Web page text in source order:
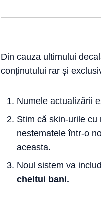
Din cauza ultimului
conținutului rar și
Numele actualizării
Știm că skin-urile
nestematele într-o
aceasta.
Noul sistem va
cheltui bani.